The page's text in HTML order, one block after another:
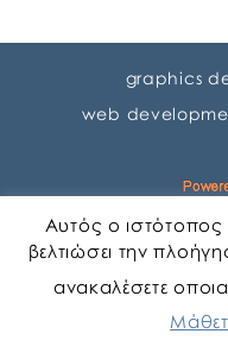
graphics
web
Αυτός ο ιστότοπος
βελτιώσει την
ανακαλέσετε